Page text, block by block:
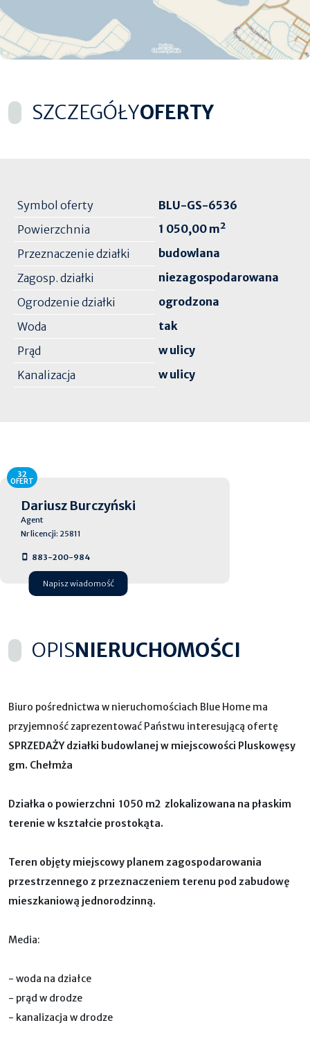
SZCZEGÓŁYOFERTY
Symbol oferty
BLU-GS-6536
Powierzchnia
1 050,00 m²
Przeznaczenie działki
budowlana
Zagosp. działki
niezagospodarowana
Ogrodzenie działki
ogrodzona
Woda
tak
Prąd
w ulicy
Kanalizacja
w ulicy
Dariusz Burczyński
Agent
Nr licencji: 25811
883-200-984
Napisz wiadomość
32
OFERT
OPISNIERUCHOMOŚCI
Biuro pośrednictwa w nieruchomościach Blue Home ma
przyjemność zaprezentować Państwu interesującą ofertę
SPRZEDAŻY działki budowlanej w miejscowości P luskowęsy
gm. Chełmża
Działka o powierzchni 1050 m2 zlokalizowana na płaskim
terenie w kształcie prostokąta.
Teren objęty miejscowy planem zagospodarowania
przestrzennego z przeznaczeniem terenu pod zabudowę
mieszkaniową jednorodzinną.
Media:
- woda na działce
- prąd w drodze
- kanalizacja w drodze